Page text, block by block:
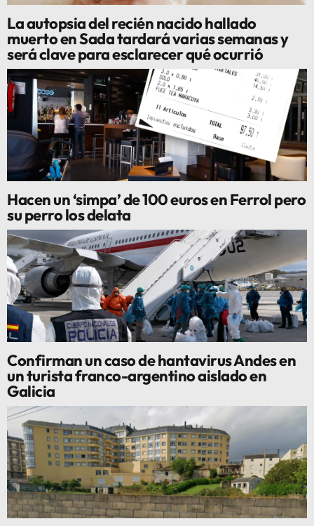
La autopsia del recién nacido hallado
muerto en Sada tardará varias semanas y
será clave para esclarecer qué ocurrió
Hacen un ‘simpa’ de 100 euros en Ferrol pero
su perro los delata
Confirman un caso de hantavirus Andes en
un turista franco-argentino aislado en
Galicia